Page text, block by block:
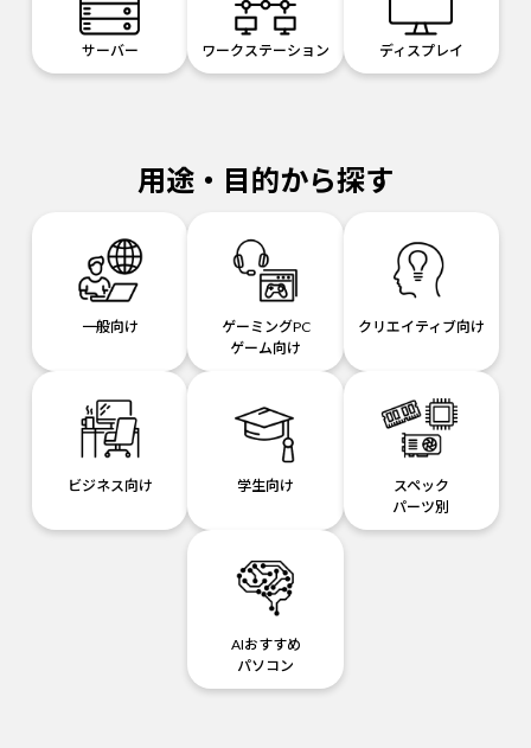
サーバー ワークステーション ディスプレイ
用途・目的から探す
一般向け
ゲーミングPC
ゲーム向け
クリエイティブ向け
ビジネス向け 学生向け
スペック
パーツ別
AIおすすめ
パソコン